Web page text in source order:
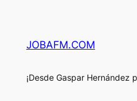
JOBAFM.COM
¡Desde Gaspar Hernández